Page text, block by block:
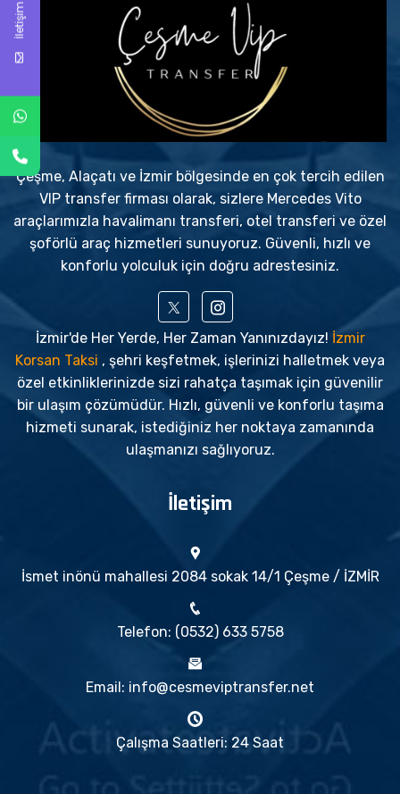
Çeşme, Alaçatı ve İzmir bölgesinde en çok tercih edilen
VIP transfer firması olarak, sizlere Mercedes Vito
araçlarımızla havalimanı transferi, otel transferi ve özel
şoförlü araç hizmetleri sunuyoruz. Güvenli, hızlı ve
konforlu yolculuk için doğru adrestesiniz.
İzmir'de Her Yerde, Her Zaman Yanınızdayız! İzmir
Korsan Taksi , şehri keşfetmek, işlerinizi halletmek veya
özel etkinliklerinizde sizi rahatça taşımak için güvenilir
bir ulaşım çözümüdür. Hızlı, güvenli ve konforlu taşıma
hizmeti sunarak, istediğiniz her noktaya zamanında
ulaşmanızı sağlıyoruz.
İletişim
İsmet inönü mahallesi 2084 sokak 14/1 Çeşme / İZMİR
Telefon: (0532) 633 5758
Email: info@cesmeviptransfer.net
Çalışma Saatleri: 24 Saat
İletişim